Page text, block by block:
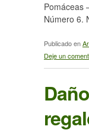
Pomáceas
Número 6.
Publicado en
Deje un